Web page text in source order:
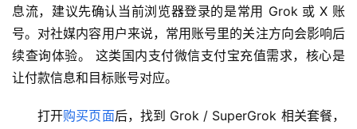
息流，建议先确认当前浏览器登录的是常用 Grok 或 X 账
号。对社媒内容用户来说，常用账号里的关注方向会影响后
续查询体验。 这类国内支付微信支付宝充值需求，核心是
让付款信息和目标账号对应。
打开购买页面后，找到 Grok / SuperGrok 相关套餐，